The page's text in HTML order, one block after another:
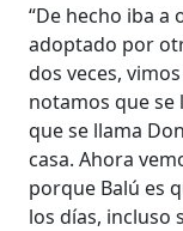
“De hecho iba a
adoptado por
dos veces,
notamos que
que se llama
casa. Ahora
porque Balú es
los días, incluso